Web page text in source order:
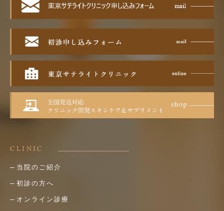
CLINIC
当院のご紹介
初診の方へ
オンライン診療